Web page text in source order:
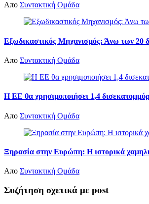
Απο Συντακτική Ομάδα
Εξωδικαστικός Μηχανισμός: Άνω των 20
Απο Συντακτική Ομάδα
Η ΕΕ θα χρησιμοποιήσει 1,4
Απο Συντακτική Ομάδα
Ξηρασία στην Ευρώπη: Η ιστορικά
Απο Συντακτική Ομάδα
Συζήτηση σχετικά με post